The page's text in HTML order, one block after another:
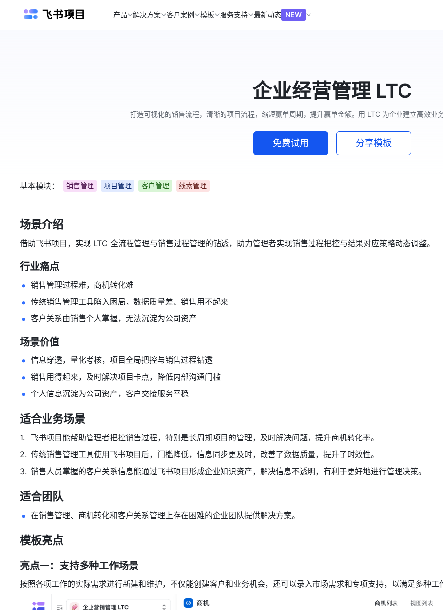
产品 解决方案 客户案例 模板 服务支持 最新动态 NEW
企业经营管理 LTC
打造可视化的销售流程，清晰的项目流程，缩短赢单周期，提升赢单金额。用 LTC 为企业建立高效业
免费试用 分享模板
基本模块： 销售管理 项目管理 客户管理 线索管理
场景介绍
借助飞书项目，实现 LTC 全流程管理与销售过程管理的钻透，助力管理者实现销售过程把控与结果对应策略动态调整。
行业痛点
销售管理过程难，商机转化难
传统销售管理工具陷入困局，数据质量差、销售用不起来
客户关系由销售个人掌握，无法沉淀为公司资产
场景价值
信息穿透，量化考核，项目全局把控与销售过程钻透
销售用得起来，及时解决项目卡点，降低内部沟通门槛
个人信息沉淀为公司资产，客户交接服务平稳
适合业务场景
飞书项目能帮助管理者把控销售过程，特别是长周期项目的管理，及时解决问题，提升商机转化率。
传统销售管理工具使用飞书项目后，门槛降低，信息同步更及时，改善了数据质量，提升了时效性。
销售人员掌握的客户关系信息能通过飞书项目形成企业知识资产，解决信息不透明，有利于更好地进行管理决策。
适合团队
在销售管理、商机转化和客户关系管理上存在困难的企业团队提供解决方案。
模板亮点
亮点一：支持多种工作场景
按照各项工作的实际需求进行新建和维护，不仅能创建客户和业务机会，还可以录入市场需求和专项支持，以满足多种工